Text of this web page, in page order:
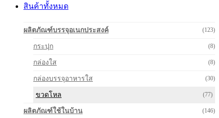
สินค้าทั้งหมด
ผลิตภัณฑ์บรรจุอเนกประสงค์ (123)
กระปุก (8)
กล่องใส (8)
กล่องบรรจุอาหารใส (30)
ขวดโหล (77)
ผลิตภัณฑ์ใช้ในบ้าน (146)